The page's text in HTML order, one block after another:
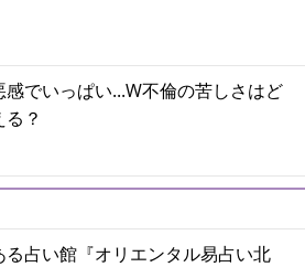
感でいっぱい...W不倫の苦しさはど
？
る占い館『オリエンタル易占い北